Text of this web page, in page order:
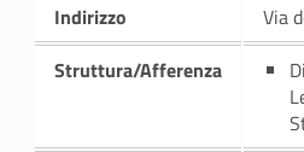
Indirizzo
Via
Struttura/Afferenza